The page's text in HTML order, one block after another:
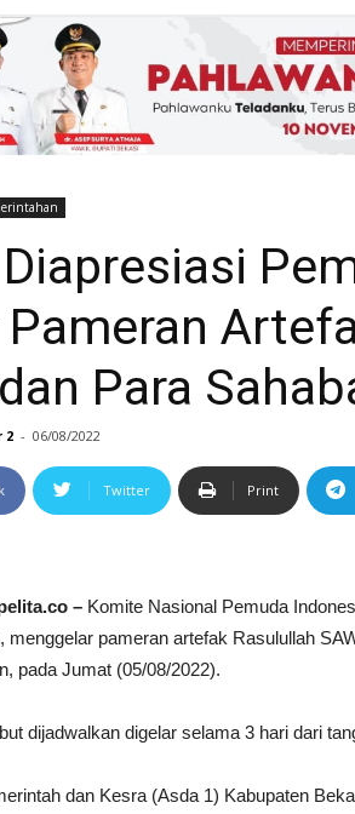
Pameran
Para
2 - 06/08/2022
Twitter Print
– Komite Nasional Pemuda
menggelar pameran artefak Rasulullah
pada Jumat (05/08/2022).
dijadwalkan digelar selama 3 hari dari
dan Kesra (Asda 1) Kabupaten